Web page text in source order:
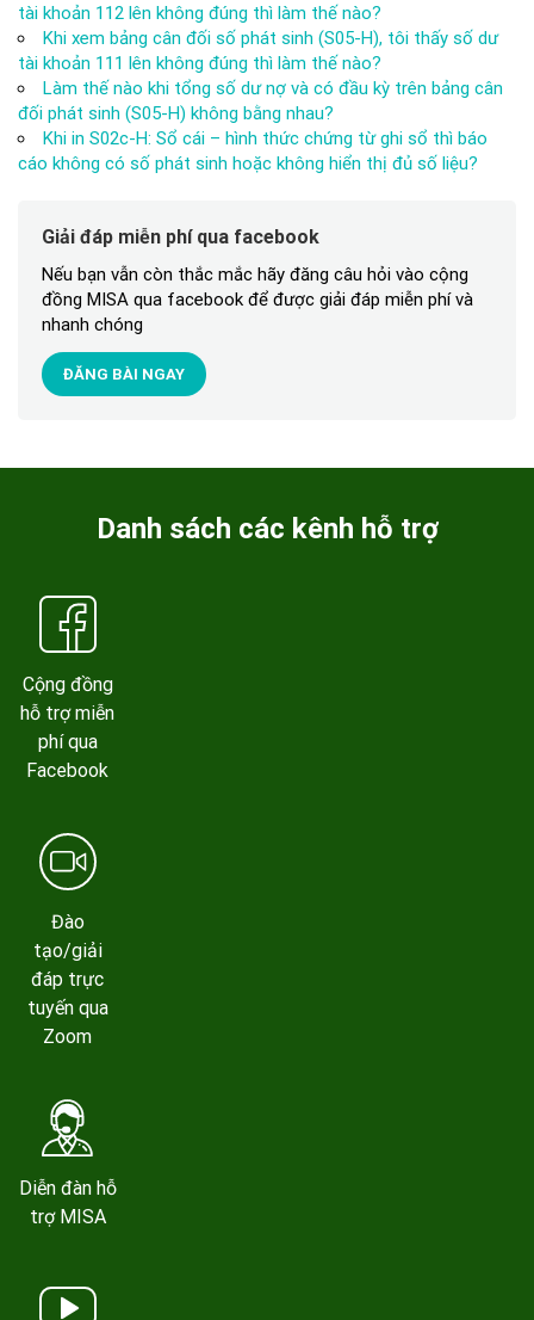
tài khoản 112 lên không đúng thì làm thế nào?
Khi xem bảng cân đối số phát sinh (S05-H), tôi thấy số dư
tài khoản 111 lên không đúng thì làm thế nào?
Làm thế nào khi tổng số dư nợ và có đầu kỳ trên bảng cân
đối phát sinh (S05-H) không bằng nhau?
Khi in S02c-H: Sổ cái – hình thức chứng từ ghi sổ thì báo
cáo không có số phát sinh hoặc không hiển thị đủ số liệu?
Giải đáp miễn phí qua facebook
Nếu bạn vẫn còn thắc mắc hãy đăng câu hỏi vào cộng
đồng MISA qua facebook để được giải đáp miễn phí và
nhanh chóng
ĐĂNG BÀI NGAY
Danh sách các kênh hỗ trợ
Cộng đồng
hỗ trợ miễn
phí qua
Facebook
Đào
tạo/giải
đáp trực
tuyến qua
Zoom
Diễn đàn hỗ
trợ MISA